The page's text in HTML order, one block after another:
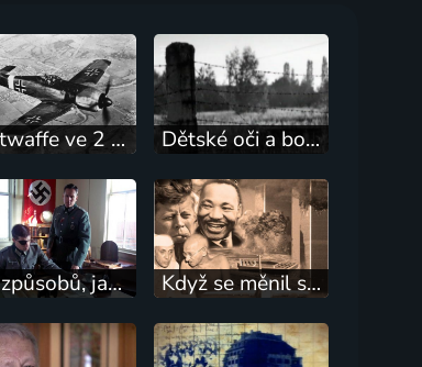
Luftwaffe ve 2 světové válce Dětské oči a bojovníci proti totalitě
42 způsobů, jak zabít Hitlera Když se měnil svět